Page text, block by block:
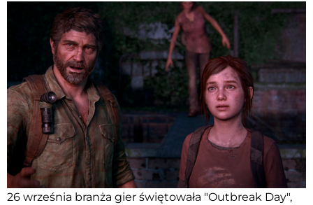
26 września branża gier świętowała "Outbreak Day",